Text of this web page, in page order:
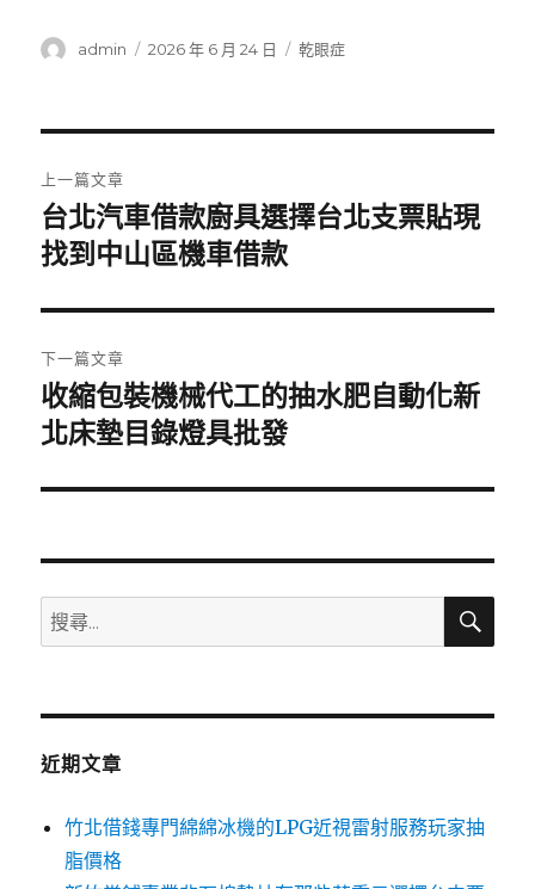
作
admin
發
2026 年 6 月 24 日
分
乾眼症
章
導
覽
上一篇文章
上
一
文
章:
台北汽車借款廚具選擇台北支票貼現
找到中山區機車借款
下一篇文章
下
一
文
收縮包裝機械代工的抽水肥自動化新
北床墊目錄燈具批發
搜
尋
鍵
搜
近期文章
竹北借錢專門綿綿冰機的LPG近視雷射服務玩家抽
脂價格